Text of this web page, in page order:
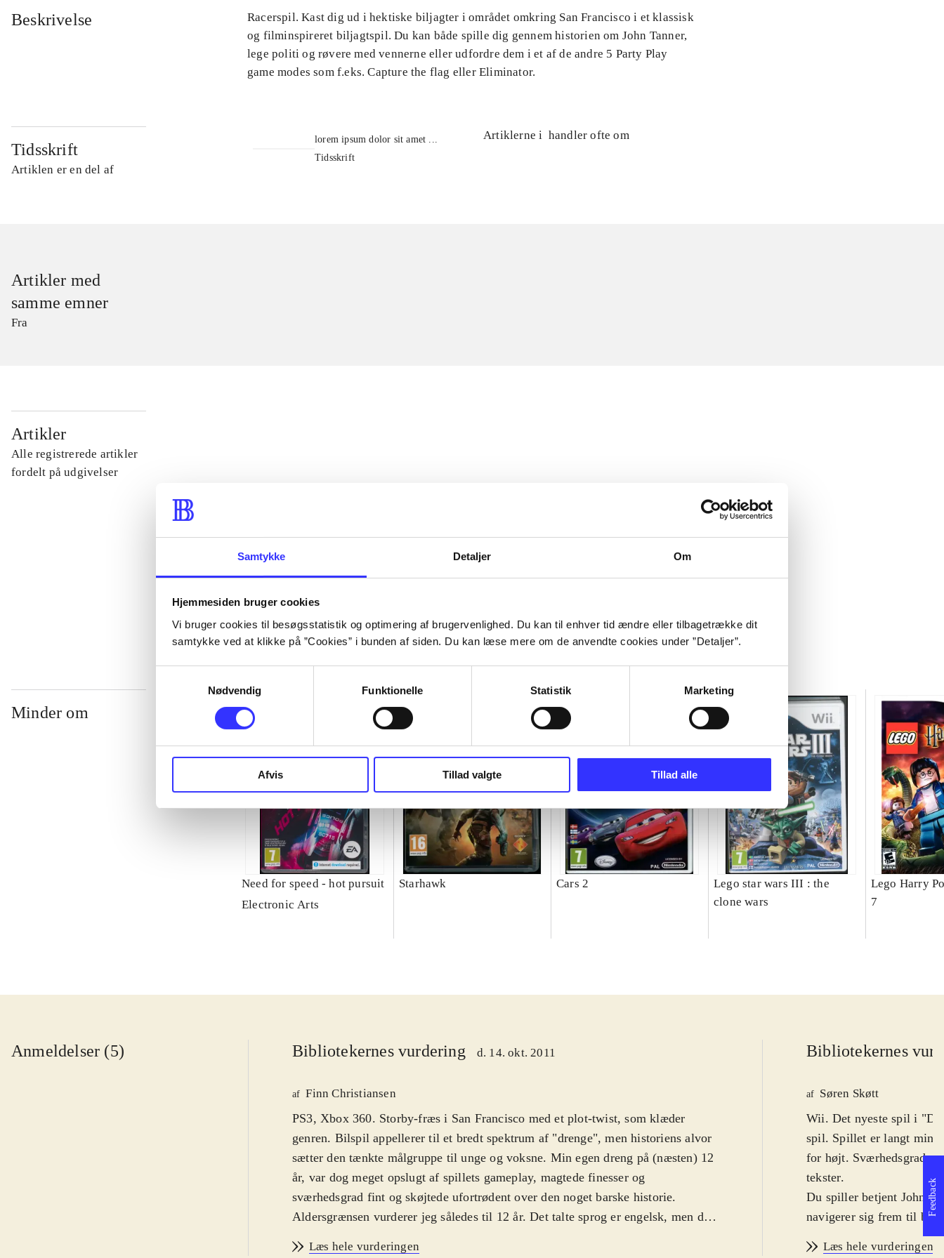
Samtykke Detaljer Om
Hjemmesiden bruger cookies
Vi bruger cookies til besøgsstatistik og optimering af brugervenlighed. Du kan til enhver tid ændre eller tilbagetrække dit
samtykke ved at klikke på ”Cookies” i bunden af siden. Du kan læse mere om de anvendte cookies under ”Detaljer”.
Nødvendig
Funktionelle Statistik Marketing
Afvis Tillad valgte Tillad alle
Beskrivelse
Racerspil. Kast dig ud i hektiske biljagter i området omkring San Francisco i et klassisk
og filminspireret biljagtspil. Du kan både spille dig gennem historien om John Tanner,
lege politi og røvere med vennerne eller udfordre dem i et af de andre 5 Party Play
game modes som f.eks. Capture the flag eller Eliminator.
Tidsskrift
Artiklen er en del af
lorem ipsum dolor sit amet ...
Tidsskrift
Artiklerne i handler ofte om
Artikler med
samme emner
Fra
Artikler
Alle registrerede artikler
fordelt på udgivelser
...
...
Minder om
Need for speed - hot pursuit
Electronic Arts
Starhawk Cars 2
Lego star wars III : the
clone wars
Lego Harry
7
Anmeldelser (5) Bibliotekernes vurdering d. 14. okt. 2011
af Finn Christiansen
PS3, Xbox 360. Storby-fræs i San Francisco med et plot-twist, som klæder
genren. Bilspil appellerer til et bredt spektrum af "drenge", men historiens alvor
sætter den tænkte målgruppe til unge og voksne. Min egen dreng på (næsten) 12
år, var dog meget opslugt af spillets gameplay, magtede finesser og
sværhedsgrad fint og skøjtede ufortrødent over den noget barske historie.
Aldersgrænsen vurderer jeg således til 12 år. Det talte sprog er engelsk, men der
Læs hele vurderingen
Bibliotekernes
af Søren Skøtt
Wii. Det nyeste spil i
spil. Spillet er langt
for højt. Sværhedsgraden
tekster.
Du spiller betjent John
navigerer sig frem til
fint på wii'en, hvor man
Læs hele vurderingen
Feedback